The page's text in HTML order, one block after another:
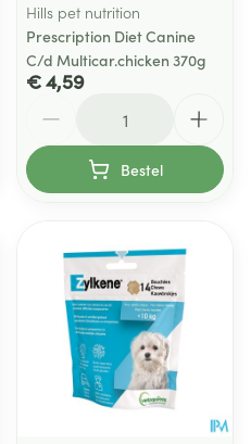
Hills pet nutrition
Prescription Diet Canine
C/d Multicar.chicken 370g
€ 4,59
Bestel